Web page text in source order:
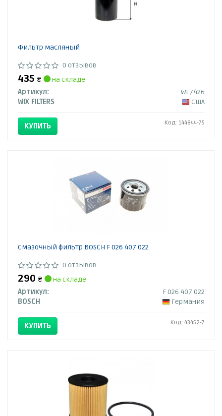
Фильтр масляный
0 отзывов
435 ₴
на складе
Артикул:
WL7426
WIX FILTERS
США
КУПИТЬ Код: 144844-75
Смазочный фильтр BOSCH F 026 407 022
0 отзывов
290 ₴
на складе
Артикул:
F 026 407 022
BOSCH
Германия
КУПИТЬ Код: 43452-7